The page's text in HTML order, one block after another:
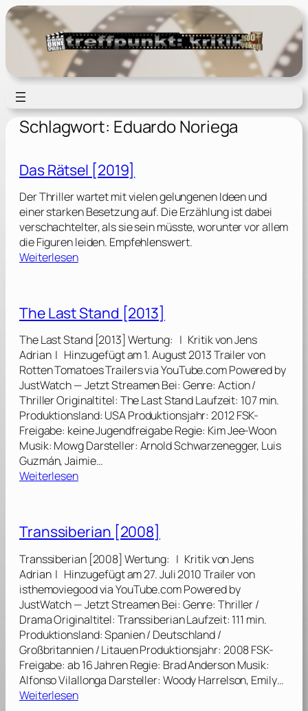
Zum
Inhalt
springen
Schlagwort: Eduardo Noriega
Das Rätsel [2019]
Der Thriller wartet mit vielen gelungenen Ideen und
einer starken Besetzung auf. Die Erzählung ist dabei
verschachtelter, als sie sein müsste, worunter vor allem
die Figuren leiden. Empfehlenswert.
Weiterlesen:
R
t
s
e
l
[
2
0
1
9
]
The Last Stand [2013]
The Last Stand [2013] Wertung: | Kritik von Jens
Adrian | Hinzugefügt am 1. August 2013 Trailer von
Rotten Tomatoes Trailers via YouTube.com Powered by
JustWatch — Jetzt Streamen Bei: Genre: Action /
Thriller Originaltitel: The Last Stand Laufzeit: 107 min.
Produktionsland: USA Produktionsjahr: 2012 FSK-
Freigabe: keine Jugendfreigabe Regie: Kim Jee-Woon
Musik: Mowg Darsteller: Arnold Schwarzenegger, Luis
Guzmán, Jaimie…
Weiterlesen:
L
s
t
S
a
n
d
[
2
0
Transsiberian [2008]
Transsiberian [2008] Wertung: | Kritik von Jens
Adrian | Hinzugefügt am 27. Juli 2010 Trailer von
isthemoviegood via YouTube.com Powered by
JustWatch — Jetzt Streamen Bei: Genre: Thriller /
Drama Originaltitel: Transsiberian Laufzeit: 111 min.
Produktionsland: Spanien / Deutschland /
Großbritannien / Litauen Produktionsjahr: 2008 FSK-
Freigabe: ab 16 Jahren Regie: Brad Anderson Musik:
Alfonso Vilallonga Darsteller: Woody Harrelson, Emily…
Weiterlesen: